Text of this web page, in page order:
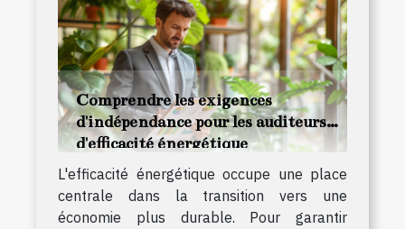
Comprendre les exigences
d'indépendance pour les auditeurs
d'efficacité énergétique
L'efficacité énergétique occupe une place
centrale dans la transition vers une
économie plus durable. Pour garantir